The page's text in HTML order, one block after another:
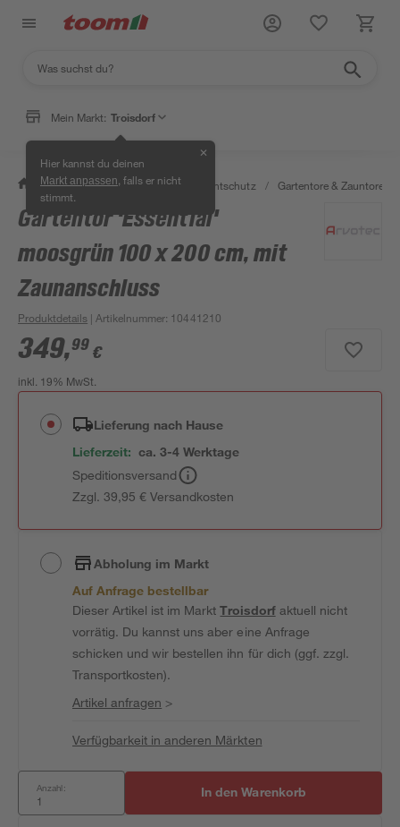
Mein Markt: Troisdorf
Hier kannst du deinen
Markt anpassen , falls er nicht
stimmt.
✕
/ Garten & Freizeit / Zäune & Sichtschutz / Gartentore & Zauntore
Gartentor 'Essential'
moosgrün 100 x 200 cm, mit
Zaunanschluss
Produktdetails | Artikelnummer: 10441210
349,99 €
inkl. 19% MwSt.
Lieferung nach Hause
Lieferzeit: ca. 3-4 Werktage
Speditionsversand
Zzgl. 39,95 € Versandkosten
Abholung im Markt
Auf Anfrage bestellbar
Dieser Artikel ist im MarktTroisdorfaktuell nicht
vorrätig. Du kannst uns aber eine Anfrage
schicken und wir bestellen ihn für dich (ggf. zzgl.
Transportkosten).
Artikel anfragen >
Verfügbarkeit in anderen Märkten
Anzahl: In den Warenkorb